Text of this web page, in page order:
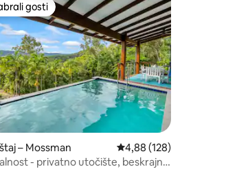
5, recenzija: 128
gosti
gosti
– Mossman Prosječna ocjena:
4,88 (128)
- privatno utočište, beskrajni